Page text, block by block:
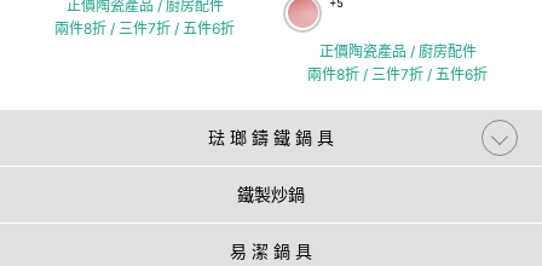
正價陶瓷產品 / 廚房配件
兩件8折 / 三件7折 / 五件6折
+5
正價陶瓷產品 / 廚房配件
兩件8折 / 三件7折 / 五件6折
琺 瑯 鑄 鐵 鍋 具
鐵製炒鍋
易 潔 鍋 具